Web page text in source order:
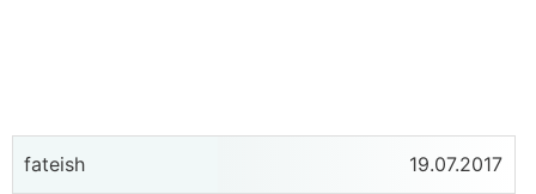
fateish 19.07.2017